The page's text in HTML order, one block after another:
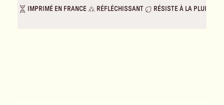
IMPRIMÉ EN FRANCE RÉFLÉCHISSANT RÉSISTE À LA PLUIE &